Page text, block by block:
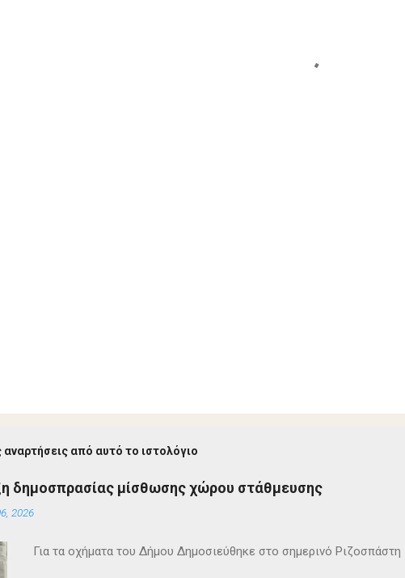
αναρτήσεις από αυτό το ιστολόγιο
δημοσπρασίας μίσθωσης χώρου στάθμευσης
2026
Για τα οχήματα του Δήμου Δημοσιεύθηκε στο σημερινό Ριζοσπάστη